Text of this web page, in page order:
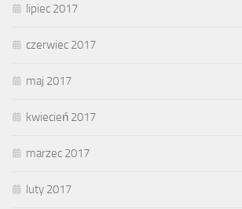
lipiec 2017
czerwiec 2017
maj 2017
kwiecień 2017
marzec 2017
luty 2017